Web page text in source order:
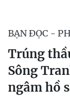
BẠN ĐỌC -
Trúng
Sông
ngâm hồ